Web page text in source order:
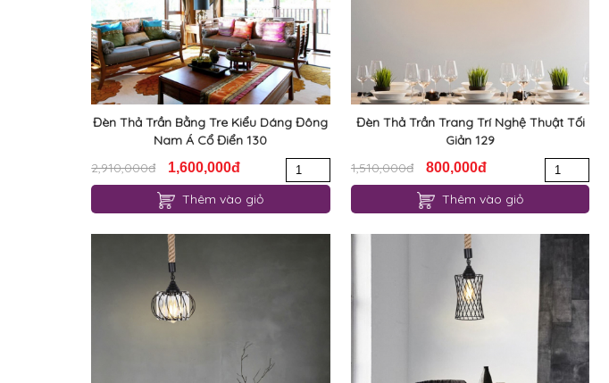
Đèn Thả Trần Bằng Tre Kiểu Dáng Đông
Nam Á Cổ Điển 130
2,910,000đ
1,600,000đ
Thêm vào giỏ
Đèn Thả Trần Trang Trí Nghệ Thuật Tối
Giản 129
1,510,000đ
800,000đ
Thêm vào giỏ